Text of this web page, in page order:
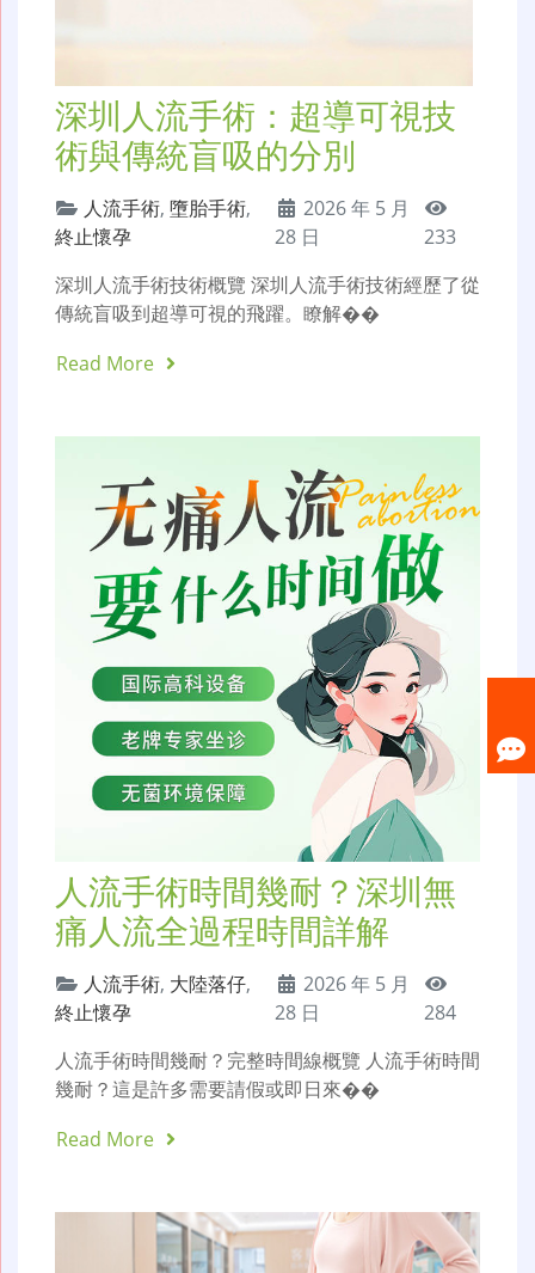
深圳人流手術：超導可視技
術與傳統盲吸的分別
人流手術, 墮胎手術,
終止懷孕
2026 年 5 月
28 日
233
深圳人流手術技術概覽 深圳人流手術技術經歷了從
傳統盲吸到超導可視的飛躍。瞭解��
Read More
人流手術時間幾耐？深圳無
痛人流全過程時間詳解
人流手術, 大陸落仔,
終止懷孕
2026 年 5 月
28 日
284
人流手術時間幾耐？完整時間線概覽 人流手術時間
幾耐？這是許多需要請假或即日來��
Read More